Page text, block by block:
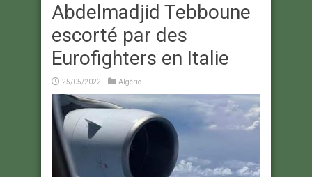
Abdelmadjid Tebboune
escorté par des
Eurofighters en Italie
25/05/2022 Algérie